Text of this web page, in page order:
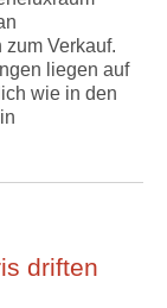
Verkauf.
liegen auf
wie in den
driften